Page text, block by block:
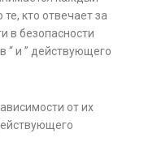
кто отвечает за
в безопасности
“ и ” действующего
от их